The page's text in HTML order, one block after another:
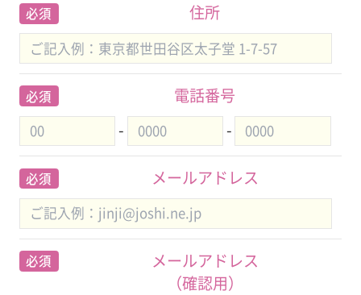
住所
必須
電話番号
必須
- -
メールアドレス
必須
メールアドレス
（確認用）
必須